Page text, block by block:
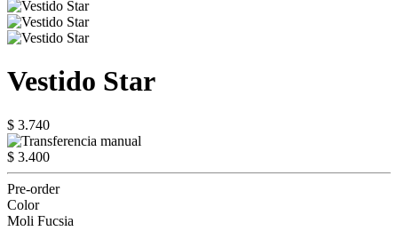
Vestido Star
$ 3.740
$ 3.400
Pre-order
Color
Moli Fucsia